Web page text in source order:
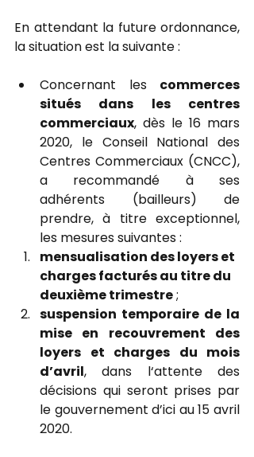
En attendant la future ordonnance,
la situation est la suivante :
Concernant les commerces
situés dans les centres
commerciaux, dès le 16 mars
2020, le Conseil National des
Centres Commerciaux (CNCC),
a recommandé à ses
adhérents (bailleurs) de
prendre, à titre exceptionnel,
les mesures suivantes :
mensualisation des loyers et
charges facturés au titre du
deuxième trimestre ;
suspension temporaire de la
mise en recouvrement des
loyers et charges du mois
d’avril, dans l‘attente des
décisions qui seront prises par
le gouvernement d’ici au 15 avril
2020.